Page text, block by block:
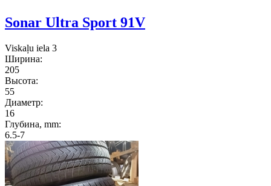
Sonar Ultra Sport 91V
Viskaļu iela 3
Ширина:
205
Высота:
55
Диаметр:
16
Глубина, mm:
6.5-7